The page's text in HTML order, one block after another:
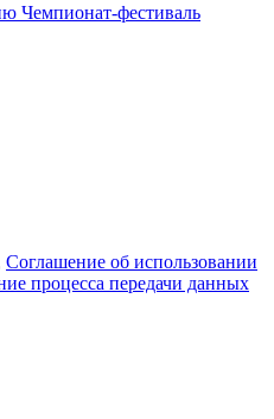
Чемпионат-фестиваль
Соглашение об использовании
процесса передачи данных